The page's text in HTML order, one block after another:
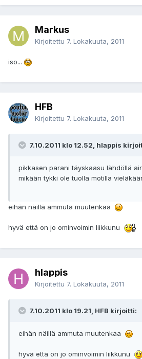
Markus
Kirjoitettu 7. Lokakuuta, 2011
iso...
HFB
Kirjoitettu 7. Lokakuuta, 2011
7.10.2011 klo 12.52, hlappis
pikkasen parani täyskaasu lähdöllä
mikään tykki ole tuolla motilla
eihän näillä ammuta muutenkaa
hyvä että on jo ominvoimin liikkunu
hlappis
Kirjoitettu 7. Lokakuuta, 2011
7.10.2011 klo 19.21, HFB kirjoitti:
eihän näillä ammuta muutenkaa
hyvä että on jo ominvoimin liikkunu